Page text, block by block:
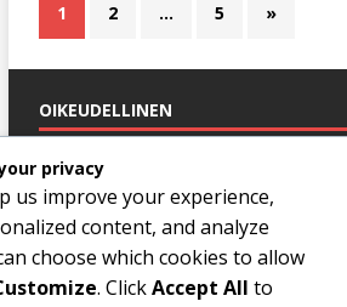
1 2 … 5 »
OIKEUDELLINEN
Tietoa meistä
Käyttöehdot
Evästeasetukset
Ota yhteyttä
privacy
us improve your experience,
content, and analyze
choose which cookies to allow
. ClickAccept All to